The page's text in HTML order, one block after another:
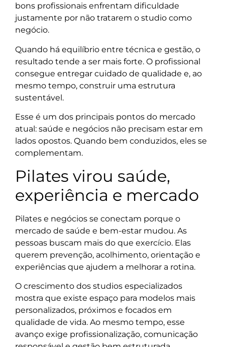
bons profissionais enfrentam dificuldade
justamente por não tratarem o studio como
negócio.
Quando há equilíbrio entre técnica e gestão, o
resultado tende a ser mais forte. O profissional
consegue entregar cuidado de qualidade e, ao
mesmo tempo, construir uma estrutura
sustentável.
Esse é um dos principais pontos do mercado
atual: saúde e negócios não precisam estar em
lados opostos. Quando bem conduzidos, eles se
complementam.
Pilates virou saúde,
experiência e mercado
Pilates e negócios se conectam porque o
mercado de saúde e bem-estar mudou. As
pessoas buscam mais do que exercício. Elas
querem prevenção, acolhimento, orientação e
experiências que ajudem a melhorar a rotina.
O crescimento dos studios especializados
mostra que existe espaço para modelos mais
personalizados, próximos e focados em
qualidade de vida. Ao mesmo tempo, esse
avanço exige profissionalização, comunicação